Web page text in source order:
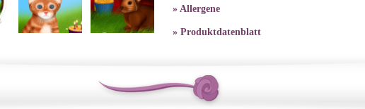
» Allergene
» Produktdatenblatt